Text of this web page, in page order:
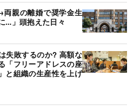
親の離婚で奨学金生
...」頭抱えた日々
失敗するのか? 高額な
「フリーアドレスの座
と組織の生産性を上げ